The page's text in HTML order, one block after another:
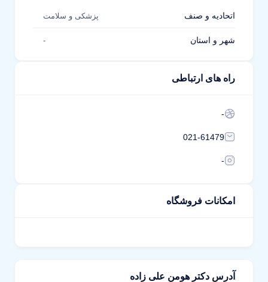
اتحادیه و صنف پزشکی و سلامت
شهر و استان -
راه های ارتباطی
-
021-61479
-
امکانات فروشگاه
آدرس دکتر هومن علی زاده